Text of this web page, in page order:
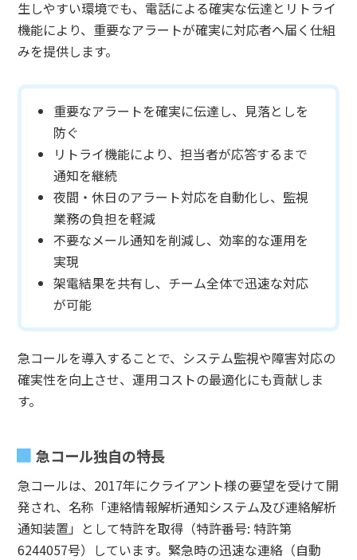
生しやすい環境でも、電話による確実な伝達とリトライ
機能により、重要なアラートが確実に対応者へ届く仕組
みを提供します。
重要なアラートを確実に伝達し、見落としを
防ぐ
リトライ機能により、担当者が応答するまで
通知を継続
夜間・休日のアラート対応を自動化し、監視
業務の負担を軽減
不要なメール通知を削減し、効率的な運用を
実現
架電結果を共有し、チーム全体で迅速な対応
が可能
急コールを導入することで、システム監視や障害対応の
確実性を向上させ、運用コストの最適化にも貢献しま
す。
急コール独自の特長
急コールは、2017年にクライアント様の要望を受けて開
発され、名称「連絡情報解析通知システム及び連絡解析
通知装置」として特許を取得（特許番号: 特許第
6244057号）しています。緊急時の迅速な連絡（自動